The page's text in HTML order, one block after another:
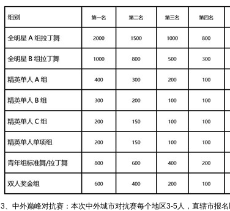
3、中外巅峰对抗赛：本次中外城市对抗赛每个地区3-5人，直辖市报